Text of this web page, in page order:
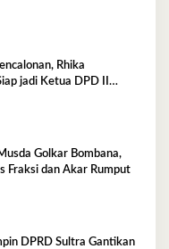
Rhika
jadi Ketua DPD II
Golkar Bombana,
Fraksi dan Akar Rumput
DPRD Sultra Gantikan